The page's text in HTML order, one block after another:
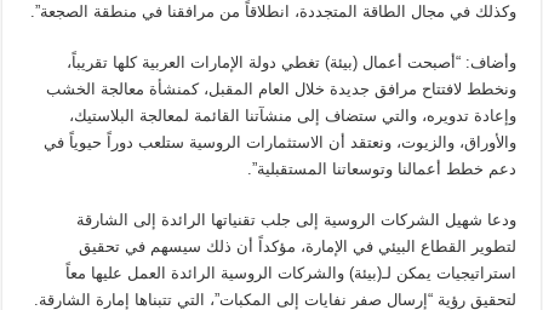
وكذلك في مجال الطاقة المتجددة، انطلاقاً من مرافقنا في منطقة الصجعة”.
وأضاف: “أصبحت أعمال (بيئة) تغطي دولة الإمارات العربية كلها تقريباً،
ونخطط لافتتاح مرافق جديدة خلال العام المقبل، كمنشأة معالجة الخشب
وإعادة تدويره، والتي ستضاف إلى منشآتنا القائمة لمعالجة البلاستيك،
والأوراق، والزيوت، ونعتقد أن الاستثمارات الروسية ستلعب دوراً حيوياً في
دعم خطط أعمالنا وتوسعاتنا المستقبلية”.
ودعا شهيل الشركات الروسية إلى جلب تقنياتها الرائدة إلى الشارقة
لتطوير القطاع البيئي في الإمارة، مؤكداً أن ذلك سيسهم في تحقيق
استراتيجيات يمكن لـ(بيئة) والشركات الروسية الرائدة العمل عليها معاً
لتحقيق رؤية “إرسال صفر نفايات إلى المكبات”، التي تتبناها إمارة الشارقة.